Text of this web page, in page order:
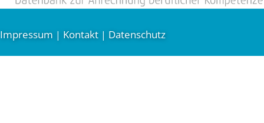
Impressum | Kontakt | Datenschutz